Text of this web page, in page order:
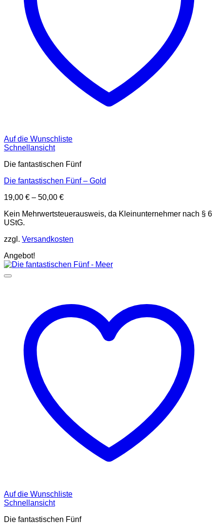
Auf die Wunschliste
Schnellansicht
Die fantastischen Fünf
Die fantastischen Fünf – Gold
19,00 € – 50,00 €
Kein Mehrwertsteuerausweis, da Kleinunternehmer nach § 6
UStG.
zzgl. Versandkosten
Angebot!
Auf die Wunschliste
Schnellansicht
Die fantastischen Fünf